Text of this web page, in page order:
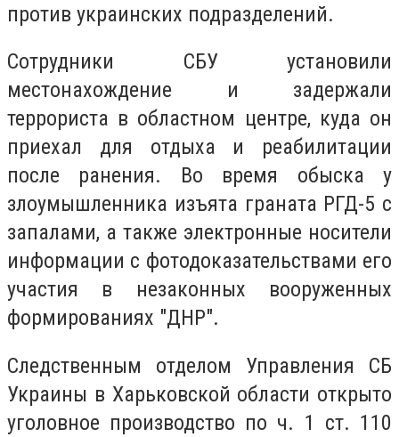
против украинских подразделений.
Сотрудники СБУ установили
местонахождение и задержали
террориста в областном центре, куда он
приехал для отдыха и реабилитации
после ранения. Во время обыска у
злоумышленника изъята граната РГД-5 с
запалами, а также электронные носители
информации с фотодоказательствами его
участия в незаконных вооруженных
формированиях "ДНР".
Следственным отделом Управления СБ
Украины в Харьковской области открыто
уголовное производство по ч. 1 ст. 110